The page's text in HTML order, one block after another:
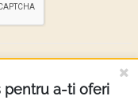
pentru a-ti oferi